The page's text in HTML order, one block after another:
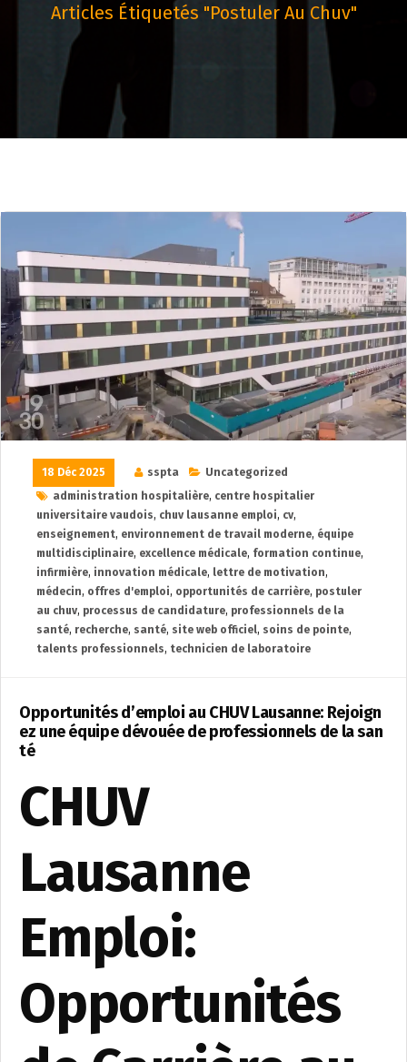
Articles Étiquetés "postuler Au Chuv"
18 Déc 2025 sspta
Uncategorized
administration hospitalière, centre hospitalier
universitaire vaudois, chuv lausanne emploi, cv,
enseignement, environnement de travail moderne, équipe
multidisciplinaire, excellence médicale, formation continue,
infirmière, innovation médicale, lettre de motivation,
médecin, offres d'emploi, opportunités de carrière, postuler
au chuv, processus de candidature, professionnels de la
santé, recherche, santé, site web officiel, soins de pointe,
talents professionnels, technicien de laboratoire
Opportunités d’emploi au CHUV Lausanne: Rejoign
ez une équipe dévouée de professionnels de la san
té
CHUV
Lausanne
Emploi:
Opportunités